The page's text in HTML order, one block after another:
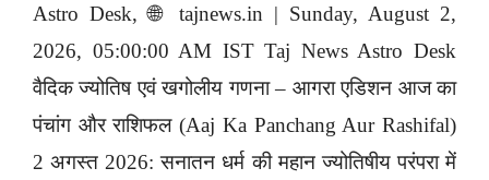
Astro Desk, 🌐 tajnews.in | Sunday, August 2,
2026, 05:00:00 AM IST Taj News Astro Desk
वैदिक ज्योतिष एवं खगोलीय गणना – आगरा एडिशन आज का
पंचांग और राशिफल (Aaj Ka Panchang Aur Rashifal)
2 अगस्त 2026: सनातन धर्म की महान ज्योतिषीय परंपरा में